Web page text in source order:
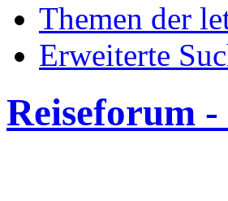
Themen der
Erweiterte
Reiseforum